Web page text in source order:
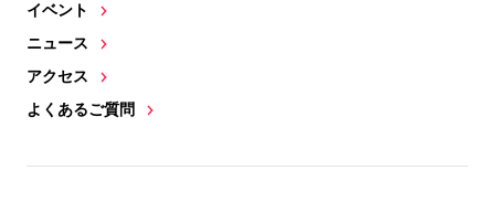
イベント
ニュース
アクセス
よくあるご質問